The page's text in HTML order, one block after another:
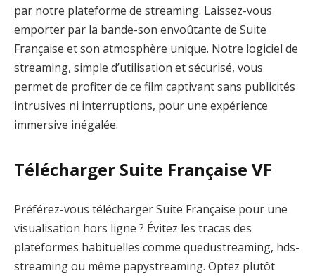
par notre plateforme de streaming. Laissez-vous
emporter par la bande-son envoûtante de Suite
Française et son atmosphère unique. Notre logiciel de
streaming, simple d’utilisation et sécurisé, vous
permet de profiter de ce film captivant sans publicités
intrusives ni interruptions, pour une expérience
immersive inégalée.
Télécharger Suite Française VF
Préférez-vous télécharger Suite Française pour une
visualisation hors ligne ? Évitez les tracas des
plateformes habituelles comme quedustreaming, hds-
streaming ou même papystreaming. Optez plutôt